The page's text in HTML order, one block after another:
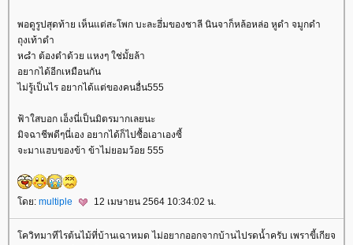
พอดูรูปสุดท้าย เห็นแต่สะโพก บะละฮึ่มของชาลี นินจาก็หล้อหล่อ หูดำ จมูกดำ
ถุงเท้าดำ
ห๘ำ ต้องดำด้วย แหงๆ ใช่มั้ยล้า
อยากได้อีกเหมือนกัน
ไม่รู้เป็นไร อยากได้แต่ของคนอื่น555
ฟ้าใสบอก เอ็งนี่เป็นมิตรมากเลยนะ
มิจฉาชีพดีๆนี่เอง อยากได้ก็ไปซื้อเอาเองซี้
จะมาแฮบของข้า ข้าไม่ยอมว้อย 555
ดย: multiple 12 เมษายน 2564 10:34:02 น.
ควิทมาทีไรต้นไม้ที่บ้านเฉาหมด ไม่อยากออกจากบ้านไปรดน้ำครับ เพราขี้เกียจ